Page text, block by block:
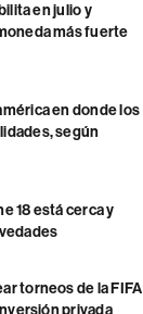
en julio y
más fuerte
en donde los
según
18 está cerca y
torneos de la FIFA
privada